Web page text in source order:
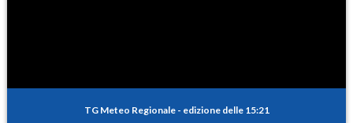
TG Meteo Regionale - edizione delle 15:21